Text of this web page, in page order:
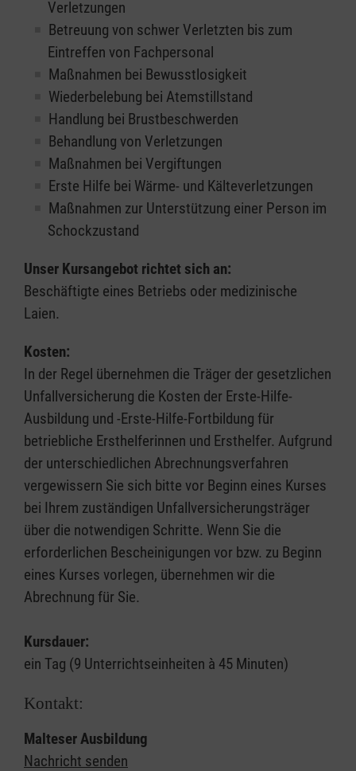
Verletzungen
Betreuung von schwer Verletzten bis zum
Eintreffen von Fachpersonal
Maßnahmen bei Bewusstlosigkeit
Wiederbelebung bei Atemstillstand
Handlung bei Brustbeschwerden
Behandlung von Verletzungen
Maßnahmen bei Vergiftungen
Erste Hilfe bei Wärme- und Kälteverletzungen
Maßnahmen zur Unterstützung einer Person im
Schockzustand
Unser Kursangebot richtet sich an:
Beschäftigte eines Betriebs oder medizinische
Laien.
Kosten:
In der Regel übernehmen die Träger der gesetzlichen
Unfallversicherung die Kosten der Erste-Hilfe-
Ausbildung und -Erste-Hilfe-Fortbildung für
betriebliche Ersthelferinnen und Ersthelfer. Aufgrund
der unterschiedlichen Abrechnungsverfahren
vergewissern Sie sich bitte vor Beginn eines Kurses
bei Ihrem zuständigen Unfallversicherungsträger
über die notwendigen Schritte. Wenn Sie die
erforderlichen Bescheinigungen vor bzw. zu Beginn
eines Kurses vorlegen, übernehmen wir die
Abrechnung für Sie.
Kursdauer:
ein Tag (9 Unterrichtseinheiten à 45 Minuten)
Kontakt:
Malteser Ausbildung
Nachricht senden